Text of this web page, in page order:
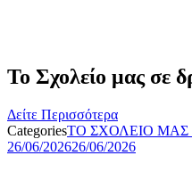
Το Σχολείο μας σε
Δείτε Περισσότερα
CategoriesΤΟ ΣΧΟΛΕΙΟ ΜΑΣ
26/06/202626/06/2026